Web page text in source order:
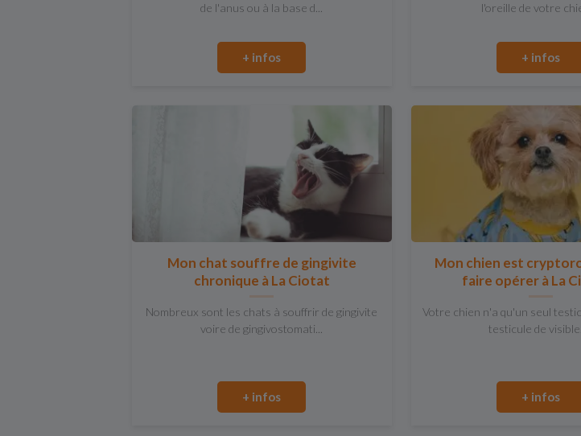
de l'anus ou à la base d...
+ infos
l'oreille de votre
+ infos
Mon chat souffre de gingivite
chronique à La Ciotat
Nombreux sont les chats à souffrir de gingivite
voire de gingivostomati...
+ infos
Mon chien est
faire opérer à La
Votre chien n'a qu'un seul
testicule de
+ infos